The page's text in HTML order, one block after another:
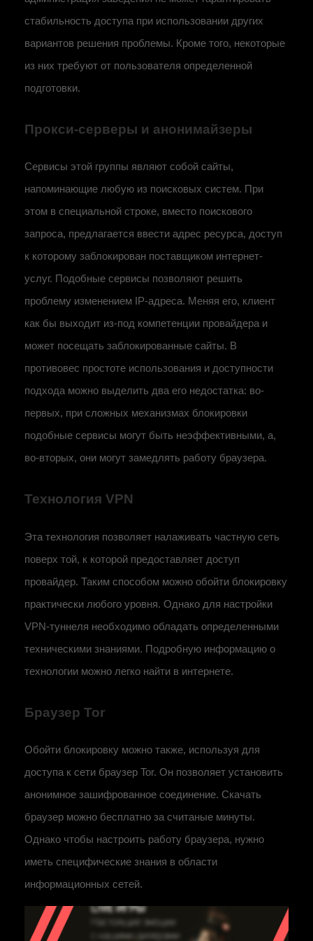
стабильность доступа при использовании других
вариантов решения проблемы. Кроме того, некоторые
из них требуют от пользователя определенной
подготовки.
Прокси-серверы и анонимайзеры
Сервисы этой группы являют собой сайты,
напоминающие любую из поисковых систем. При
этом в специальной строке, вместо поискового
запроса, предлагается ввести адрес ресурса, доступ
к которому заблокирован поставщиком интернет-
услуг. Подобные сервисы позволяют решить
проблему изменением IP-адреса. Меняя его, клиент
как бы выходит из-под компетенции провайдера и
может посещать заблокированные сайты. В
противовес простоте использования и доступности
подхода можно выделить два его недостатка: во-
первых, при сложных механизмах блокировки
подобные сервисы могут быть неэффективными, а,
во-вторых, они могут замедлять работу браузера.
Технология VPN
Эта технология позволяет налаживать частную сеть
поверх той, к которой предоставляет доступ
провайдер. Таким способом можно обойти блокировку
практически любого уровня. Однако для настройки
VPN-туннеля необходимо обладать определенными
техническими знаниями. Подробную информацию о
технологии можно легко найти в интернете.
Браузер Tor
Обойти блокировку можно также, используя для
доступа к сети браузер Tor. Он позволяет установить
анонимное зашифрованное соединение. Скачать
браузер можно бесплатно за считаные минуты.
Однако чтобы настроить работу браузера, нужно
иметь специфические знания в области
информационных сетей.